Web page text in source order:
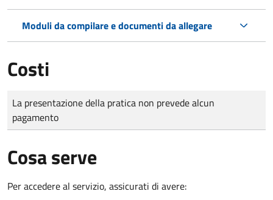
Moduli da compilare e documenti da allegare
Costi
Tipo di pagamento
Importo
La presentazione della pratica non prevede alcun
pagamento
Cosa serve
Per accedere al servizio, assicurati di avere: